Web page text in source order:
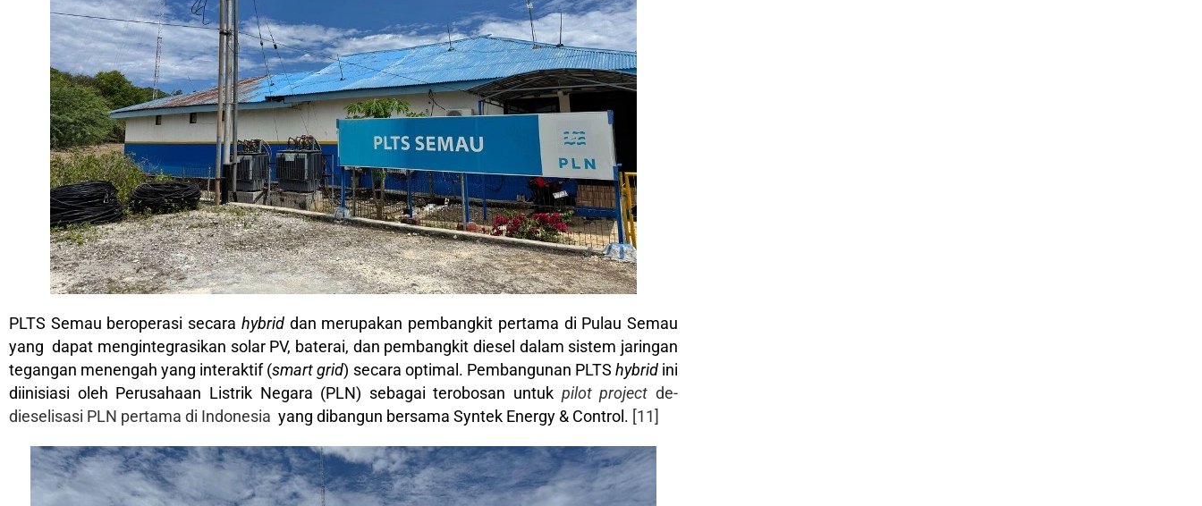
PLTS Semau beroperasi secara hybriddan merupakan pembangkit pertama di Pulau Semau
yang dapat mengintegrasikan solar PV, baterai, dan pembangkit diesel dalam sistem jaringan
tegangan menengah yang interaktif (smart grid) secara optimal. Pembangunan PLTS hybrid ini
diinisiasi oleh Perusahaan Listrik Negara (PLN) sebagai terobosan untuk pilot project de-
dieselisasi PLN pertama di Indonesia yang dibangun bersama Syntek Energy & Control. [11]